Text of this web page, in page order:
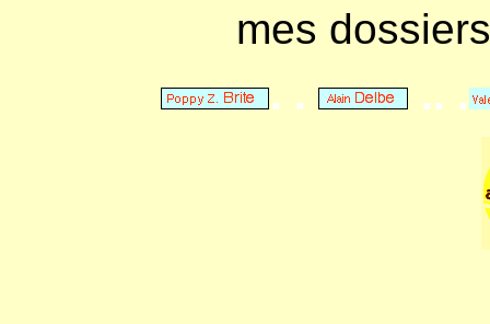
mes
. .
.. .